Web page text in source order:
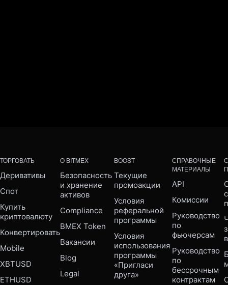
ТОРГОВАТЬ
Деривативы
Спот
Купить
криптовалюту
Конвертировать
Mobile
XBTUSD
ETHUSD
О BITMEX
Безопасность
и хранение
активов
Compliance
BMEX Token
Вакансии
Blog
Legal
BOOST
Текущие
промоакции
Условия
реферальной
программы
Условия
использования
программы
«Пригласи
друга»
СПРАВОЧНЫЕ
МАТЕРИАЛЫ
API
Комиссии
Руководство
по
фьючерсам
Руководство
по
бессрочным
контрактам